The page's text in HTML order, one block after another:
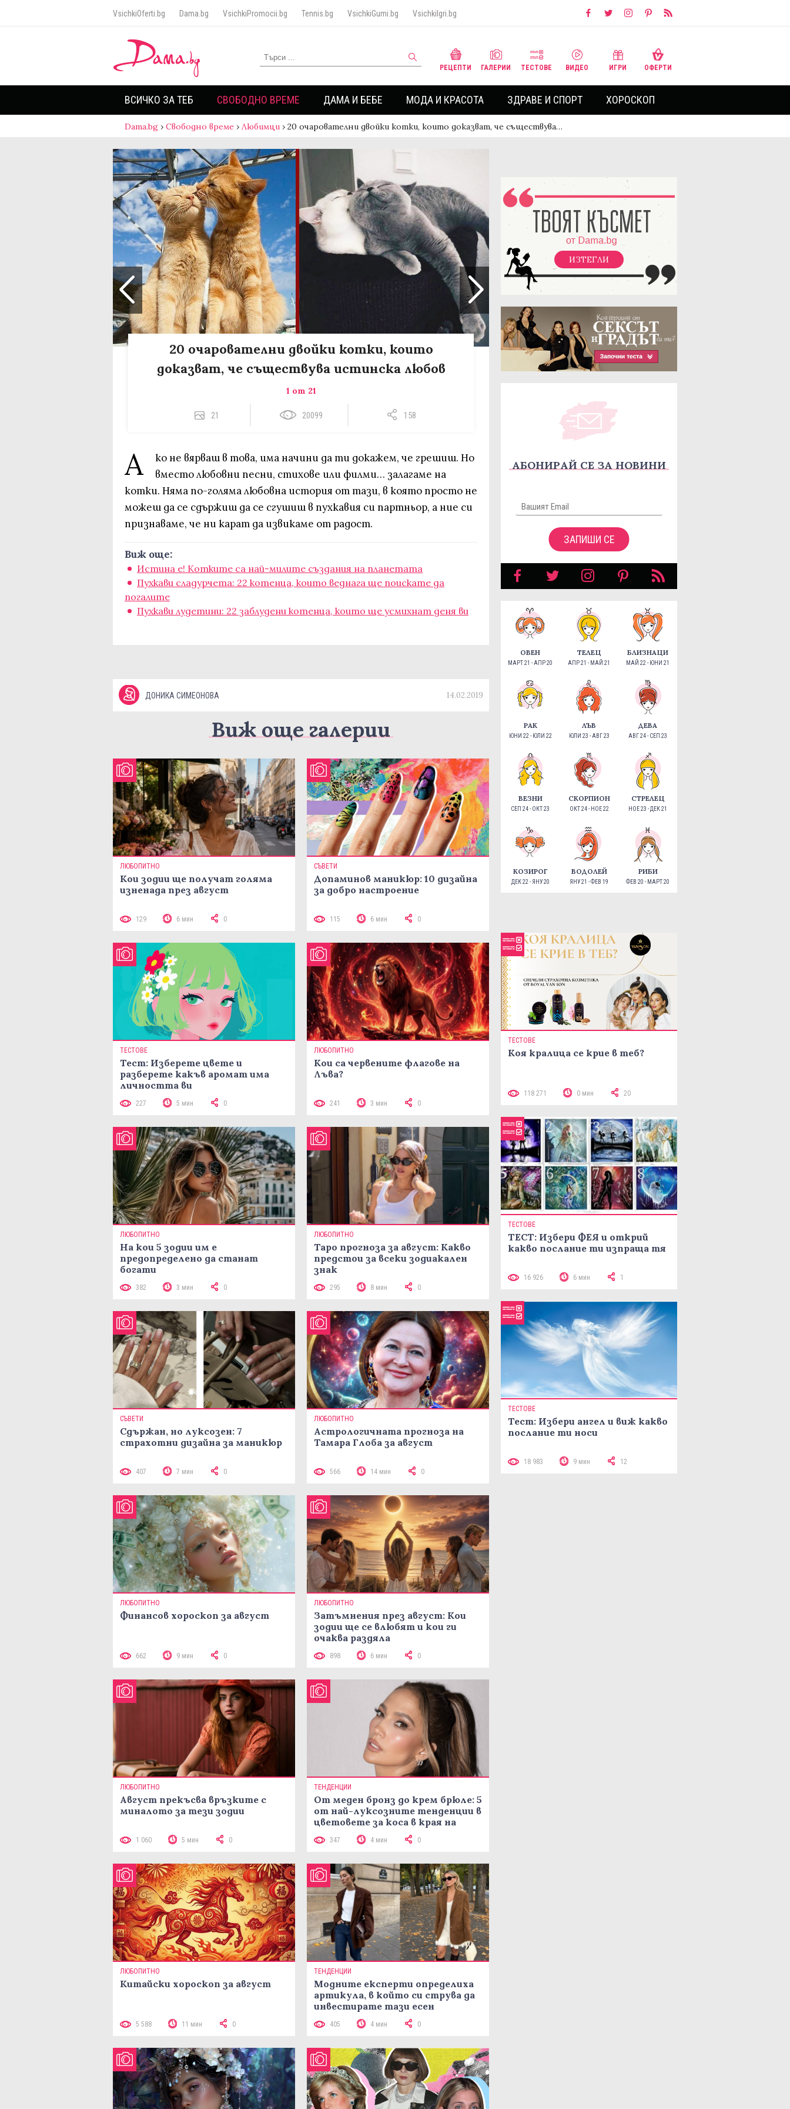
VsichkiOferti.bg Dama.bg VsichkiPromocii.bg Tennis.bg VsichkiGumi.bg VsichkiIgri.bg
РЕЦЕПТИ ГАЛЕРИИ ТЕСТОВЕ ВИДЕО ИГРИ ОФЕРТИ
ВСИЧКО ЗА ТЕБ СВОБОДНО ВРЕМЕ ДАМА И БЕБЕ МОДА И КРАСОТА ЗДРАВЕ И СПОРТ ХОРОСКОП
Dama.bg › Свободно време › Любимци › 20 очарователни двойки котки, които доказват, че съществува…
20 очарователни двойки котки, които
доказват, че съществува истинска любов
1 от 21
21 20099 158
А
ко не вярваш в това, има начини да ти докажем, че грешиш. Но
вместо любовни песни, стихове или филми… залагаме на
котки. Няма по-голяма любовна история от тази, в която просто не
можеш да се сдържиш да се сгушиш в пухкавия си партньор, а ние си
признаваме, че ни карат да извикаме от радост.
Виж още:
Истина е! Котките са най-милите създания на планетата
Пухкави сладурчета: 22 котенца, които веднага ще поискате да
погалите
Пухкави лудетини: 22 заблудени котенца, които ще усмихнат деня ви
ДОНИКА СИМЕОНОВА 14.02.2019
Виж още галерии
ЛЮБОПИТНО
Кои зодии ще получат голяма
изненада през август
129 6 мин 0
СЪВЕТИ
Допаминов маникюр: 10 дизайна
за добро настроение
115 6 мин 0
ТЕСТОВЕ
Тест: Изберете цвете и
разберете какъв аромат има
личността ви
227 5 мин 0
ЛЮБОПИТНО
Кои са червените флагове на
Лъва?
241 3 мин 0
ЛЮБОПИТНО
На кои 5 зодии им е
предопределено да станат
богати
382 3 мин 0
ЛЮБОПИТНО
Таро прогноза за август: Какво
предстои за всеки зодиакален
знак
295 8 мин 0
СЪВЕТИ
Сдържан, но луксозен: 7
страхотни дизайна за маникюр
407 7 мин 0
ЛЮБОПИТНО
Астрологичната прогноза на
Тамара Глоба за август
566 14 мин 0
ЛЮБОПИТНО
Финансов хороскоп за август
662 9 мин 0
ЛЮБОПИТНО
Затъмнения през август: Кои
зодии ще се влюбят и кои ги
очаква раздяла
898 6 мин 0
ЛЮБОПИТНО
Август прекъсва връзките с
миналото за тези зодии
1 060 5 мин 0
ТЕНДЕНЦИИ
От меден бронз до крем брюле: 5
от най-луксозните тенденции в
цветовете за коса в края на
347 4 мин 0
ЛЮБОПИТНО
Китайски хороскоп за август
5 588 11 мин 0
ТЕНДЕНЦИИ
Модните експерти определиха
артикула, в който си струва да
инвестирате тази есен
405 4 мин 0
ИЗТЕГЛИ
АБОНИРАЙ СЕ ЗА НОВИНИ
ЗАПИШИ СЕ
ОВЕН
МАРТ 21 - АПР 20
ТЕЛЕЦ
АПР 21 - МАЙ 21
БЛИЗНАЦИ
МАЙ 22 - ЮНИ 21
РАК
ЮНИ 22 - ЮЛИ 22
ЛЪВ
ЮЛИ 23 - АВГ 23
ДЕВА
АВГ 24 - СЕП 23
ВЕЗНИ
СЕП 24 - ОКТ 23
СКОРПИОН
ОКТ 24 - НОЕ 22
СТРЕЛЕЦ
НОЕ 23 - ДЕК 21
КОЗИРОГ
ДЕК 22 - ЯНУ 20
ВОДОЛЕЙ
ЯНУ 21 - ФЕВ 19
РИБИ
ФЕВ 20 - МАРТ 20
ТЕСТОВЕ
Коя кралица се крие в теб?
118 271 0 мин 20
ТЕСТОВЕ
ТЕСТ: Избери ФЕЯ и открий
какво послание ти изпраща тя
16 926 6 мин 1
ТЕСТОВЕ
Тест: Избери ангел и виж какво
послание ти носи
18 983 9 мин 12